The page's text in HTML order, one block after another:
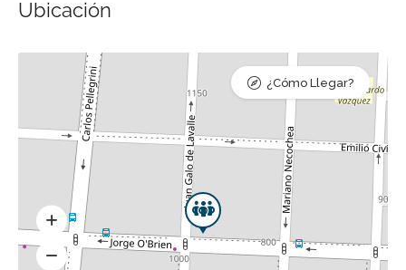
Ubicación
¿Cómo Llegar?